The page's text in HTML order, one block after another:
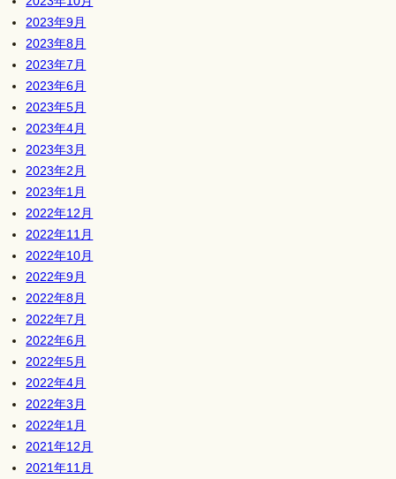
2023年9月
2023年8月
2023年7月
2023年6月
2023年5月
2023年4月
2023年3月
2023年2月
2023年1月
2022年12月
2022年11月
2022年10月
2022年9月
2022年8月
2022年7月
2022年6月
2022年5月
2022年4月
2022年3月
2022年1月
2021年12月
2021年11月